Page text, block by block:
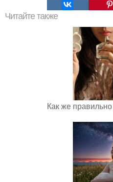
Читайте также
Как же